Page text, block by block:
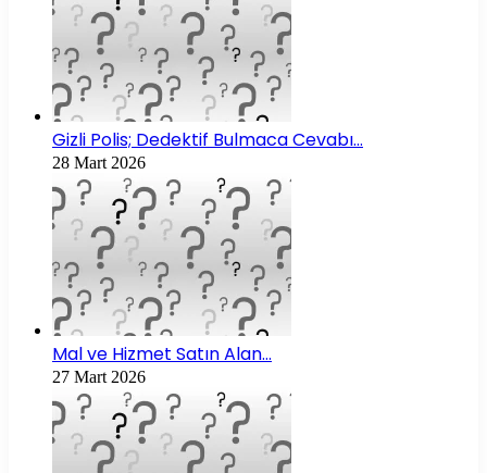
Gizli Polis; Dedektif Bulmaca Cevabı…
28 Mart 2026
Mal ve Hizmet Satın Alan…
27 Mart 2026